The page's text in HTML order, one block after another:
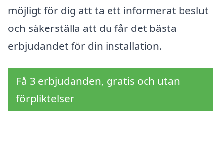
möjligt för dig att ta ett informerat beslut
och säkerställa att du får det bästa
erbjudandet för din installation.
Få 3 erbjudanden, gratis och utan
förpliktelser